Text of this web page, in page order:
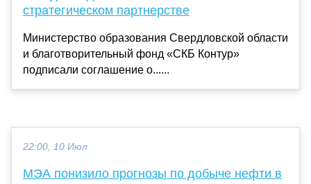
стратегическом партнерстве
Министерство образования Свердловской области
и благотворительный фонд «СКБ Контур»
подписали соглашение о......
22:00, 10 Июл
МЭА понизило прогнозы по добыче нефти в